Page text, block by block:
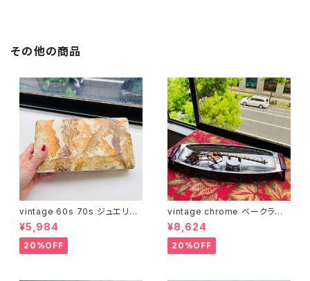
その他の商品
vintage 60s 70s ジュエリー
ボックス（サイズ L・ベージュ模
様）
¥5,984
20%OFF
vintage chrome ベークライト
ハンドルロングトレー
¥8,624
20%OFF